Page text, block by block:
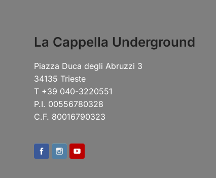
La Cappella Underground
Piazza Duca degli Abruzzi 3
34135 Trieste
T +39 040-3220551
P.I. 00556780328
C.F. 80016790323